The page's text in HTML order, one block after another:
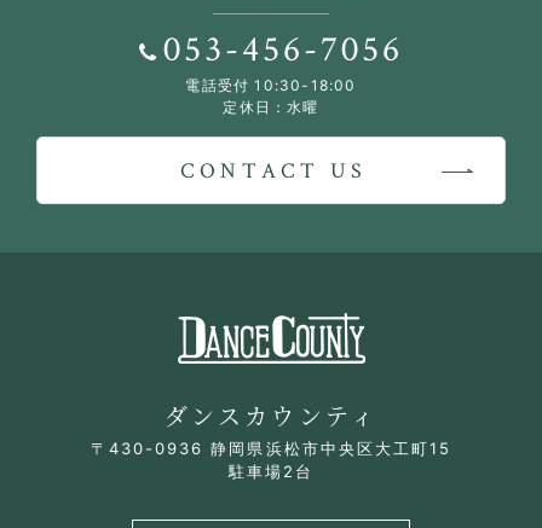
053-456-7056
電話受付 10:30-18:00
定休日：水曜
CONTACT US
ダンスカウンティ
〒430-0936 静岡県浜松市中央区大工町15
駐車場2台